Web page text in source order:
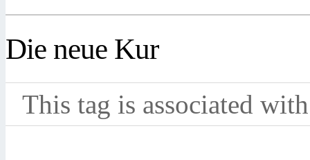
Die neue Kur
This tag is associated